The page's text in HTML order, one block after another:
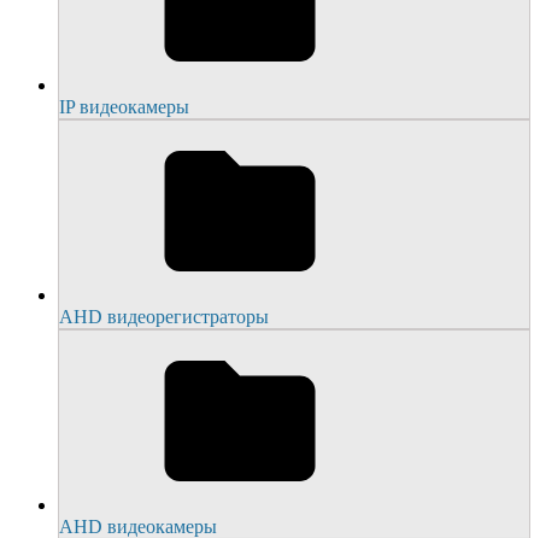
IP видеокамеры
АНD видеорегистраторы
AHD видеокамеры